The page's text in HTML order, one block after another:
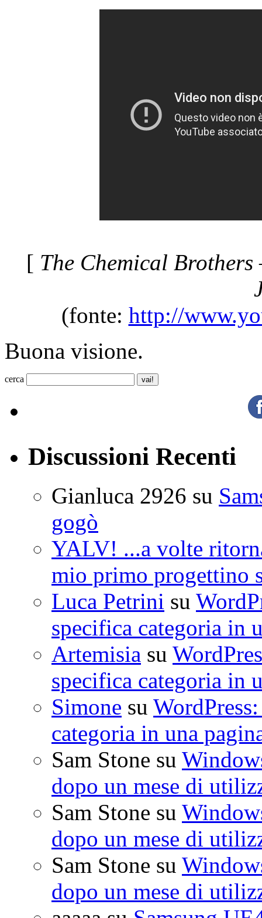
[ The Chemical
(fonte: http://
Buona visione.
cerca
Discussioni Recenti
Gianluca 2926 su
gogò
YALV! ...a volte
mio primo progettino
Luca Petrini su
specifica categoria in
Artemisia su
specifica categoria in
Simone su
categoria in una
Sam Stone su
dopo un mese di
Sam Stone su
dopo un mese di
Sam Stone su
dopo un mese di